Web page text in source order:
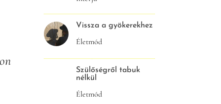
Vissza a gyökerekhez
Életmód
Szülőségről tabuk
nélkül
Életmód